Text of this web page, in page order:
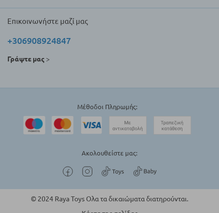
Επικοινωνήστε μαζί μας
+306908924847
Γράψτε μας >
Μέθοδοι Πληρωμής:
Ακολουθείστε μας:
© 2024 Raya Toys Ολα τα δικαιώματα διατηρούνται.